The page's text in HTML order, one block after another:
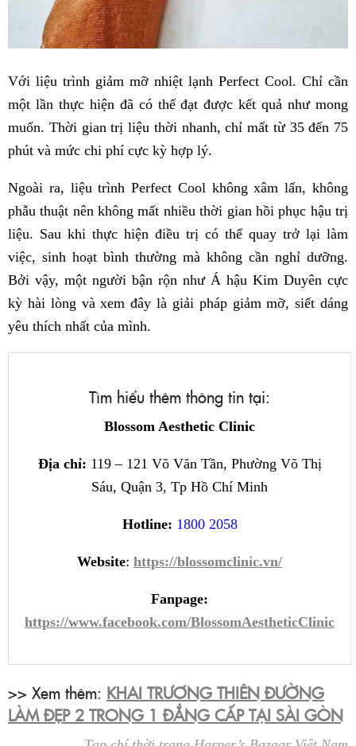
Với liệu trình giảm mỡ nhiệt lạnh Perfect Cool. Chỉ cần
một lần thực hiện đã có thể đạt được kết quả như mong
muốn. Thời gian trị liệu thời nhanh, chỉ mất từ 35 đến 75
phút và mức chi phí cực kỳ hợp lý.
Ngoài ra, liệu trìnhPerfect Cool không xâm lấn, không
phẫu thuật nên không mất nhiều thời gian hồi phục hậu trị
liệu. Sau khi thực hiện điều trị có thể quay trở lại làm
việc, sinh hoạt bình thường mà không cần nghỉ dưỡng.
Bởi vậy, một người bận rộn như Á hậu Kim Duyên cực
kỳ hài lòng và xem đây là giải pháp giảm mỡ, siết dáng
yêu thích nhất của mình.
Tìm hiểu thêm thông tin tại:
Blossom Aesthetic Clinic
Địa chỉ: 119 – 121 Võ Văn Tần, Phường Võ Thị
Sáu, Quận 3, Tp Hồ Chí Minh
Hotline: 1800 2058
Website: https://blossomclinic.vn/
Fanpage:
https://www.facebook.com/BlossomAestheticClinic
>> Xem thêm: KHAI TRƯƠNG THIÊN ĐƯỜNG
LÀM ĐẸP 2 TRONG 1 ĐẲNG CẤP TẠI SÀI GÒN